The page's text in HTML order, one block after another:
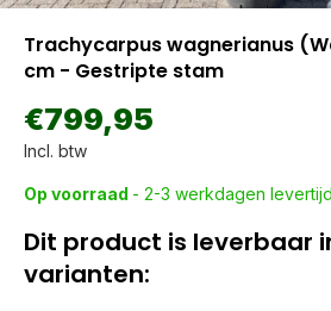
Trachycarpus wagnerianus
cm - Gestripte stam
€799,95
Incl. btw
Op voorraad - 2-3 werkdagen levertijd
Dit product is leverbaar
varianten: